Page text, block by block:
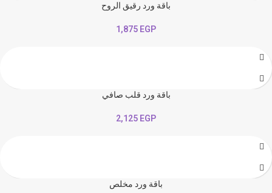
باقة ورد رقيق الروح
1,875 EGP
باقة ورد قلب صافي
2,125 EGP
باقة ورد مخلص